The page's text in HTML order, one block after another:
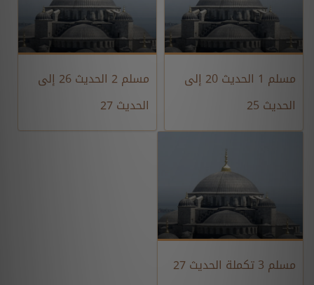
مسلم 1 الحديث 20 إلى
الحديث 25
مسلم 2 الحديث 26 إلى
الحديث 27
مسلم 3 تكملة الحديث 27